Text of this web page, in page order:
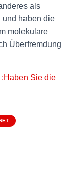
als
und haben die
molekulare
Überfremdung
:Haben Sie die